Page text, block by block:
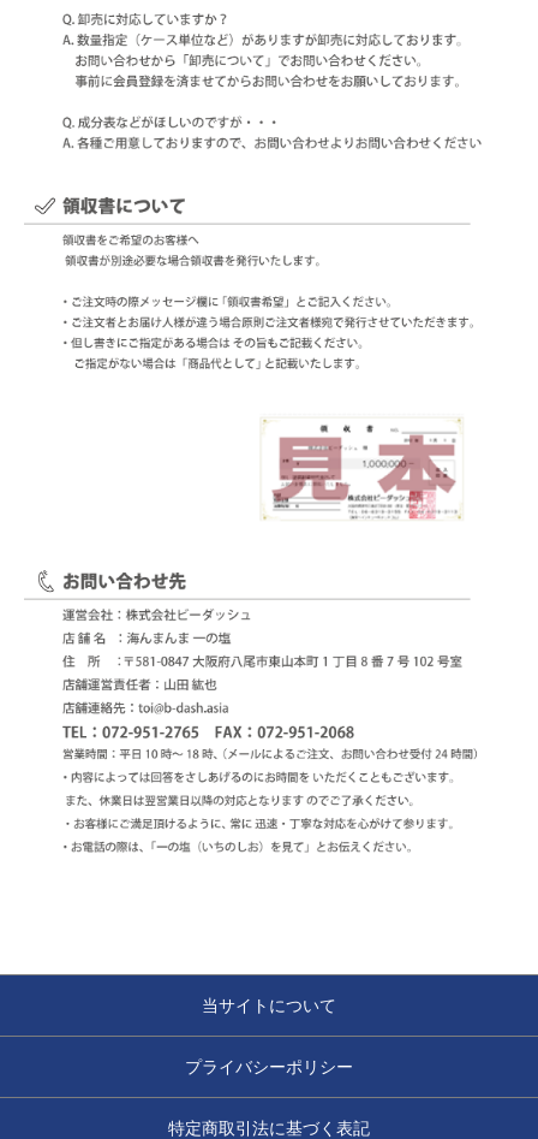
当サイトについて
プライバシーポリシー
特定商取引法に基づく表記